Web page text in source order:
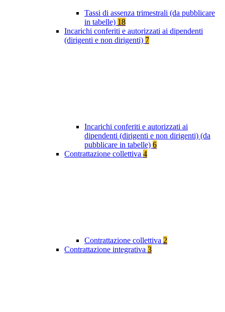
Tassi di assenza trimestrali (da pubblicare
in tabelle) 18
Incarichi conferiti e autorizzati ai dipendenti
(dirigenti e non dirigenti) 7
Incarichi conferiti e autorizzati ai
dipendenti (dirigenti e non dirigenti) (da
pubblicare in tabelle) 6
Contrattazione collettiva 4
Contrattazione collettiva 2
Contrattazione integrativa 3